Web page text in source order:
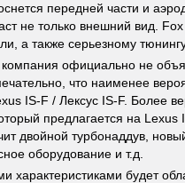
передней части и
не только внешний вид.
а также серьезному
официально не
что наименее
IS-F / Лексус IS-F. Более
предлагается на Lexus
двойной турбонаддув,
оборудование и т.д.
характеристиками будет